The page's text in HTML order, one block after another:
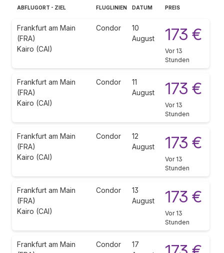
ABFLUGORT - ZIEL FLUGLINIEN DATUM PREIS
Frankfurt am Main
(FRA)
Kairo (CAI)
Condor
10
August
173 €
Vor 13
Stunden
Frankfurt am Main
(FRA)
Kairo (CAI)
Condor
11
August
173 €
Vor 13
Stunden
Frankfurt am Main
(FRA)
Kairo (CAI)
Condor
12
August
173 €
Vor 13
Stunden
Frankfurt am Main
(FRA)
Kairo (CAI)
Condor
13
August
173 €
Vor 13
Stunden
Frankfurt am Main
Condor
17